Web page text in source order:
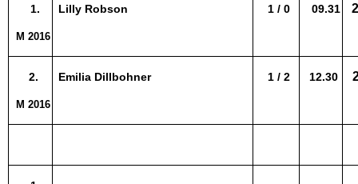
1.
M 2016
Lilly Robson 1 / 0 09.31
2.
M 2016
Emilia Dillbohner 1 / 2 12.30